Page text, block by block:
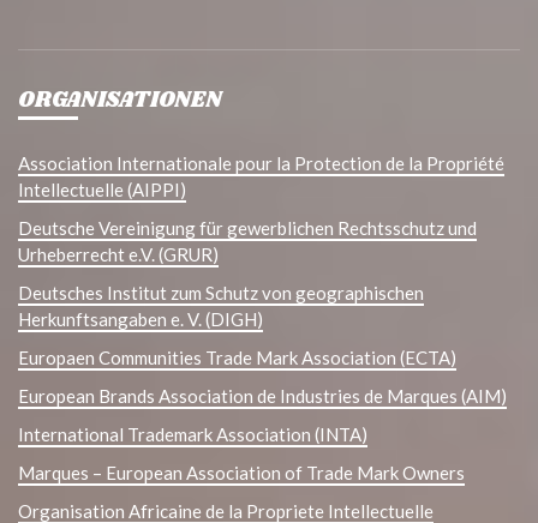
ORGANISATIONEN
Association Internationale pour la Protection de la Propriété
Intellectuelle (AIPPI)
Deutsche Vereinigung für gewerblichen Rechtsschutz und
Urheberrecht e.V. (GRUR)
Deutsches Institut zum Schutz von geographischen
Herkunftsangaben e. V. (DIGH)
Europaen Communities Trade Mark Association (ECTA)
European Brands Association de Industries de Marques (AIM)
International Trademark Association (INTA)
Marques – European Association of Trade Mark Owners
Organisation Africaine de la Propriete Intellectuelle